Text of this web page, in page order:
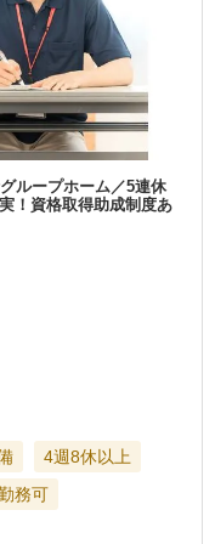
ループホーム／5連休
！資格取得助成制度あ
4週8休以上
務可